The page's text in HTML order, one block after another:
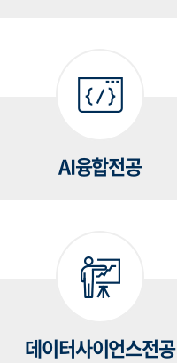
AI융합전공
데이터사이언스전공